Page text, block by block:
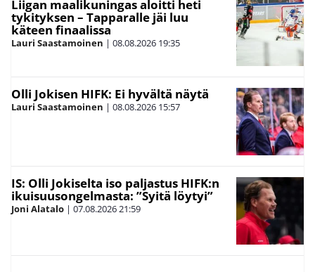
Liigan maalikuningas aloitti heti
tykityksen – Tapparalle jäi luu
käteen finaalissa
Lauri Saastamoinen | 08.08.2026 19:35
Olli Jokisen HIFK: Ei hyvältä näytä
Lauri Saastamoinen | 08.08.2026 15:57
IS: Olli Jokiselta iso paljastus HIFK:n
ikuisuusongelmasta: ”Syitä löytyi”
Joni Alatalo | 07.08.202621:59